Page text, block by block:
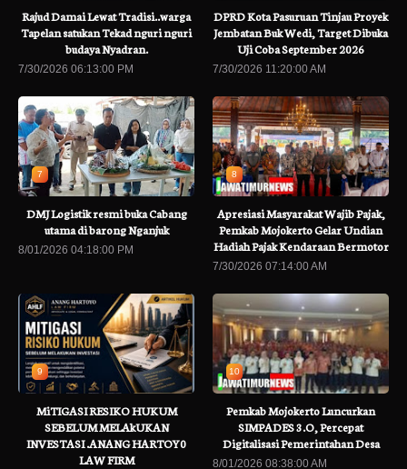
Rajud Damai Lewat Tradisi..warga
Tapelan satukan Tekad nguri nguri
budaya Nyadran.
7/30/2026 06:13:00 PM
DPRD Kota Pasuruan Tinjau Proyek
Jembatan Buk Wedi, Target Dibuka
Uji Coba September 2026
7/30/2026 11:20:00 AM
7
DMJ Logistik resmi buka Cabang
utama di barong Nganjuk
8/01/2026 04:18:00 PM
8
Apresiasi Masyarakat Wajib Pajak,
Pemkab Mojokerto Gelar Undian
Hadiah Pajak Kendaraan Bermotor
7/30/2026 07:14:00 AM
9
MiTIGASI RESIKO HUKUM
SEBELUM MELAkUKAN
INVESTASI .ANANG HARTOY0
LAW FIRM
10
Pemkab Mojokerto Luncurkan
SIMPADES 3.O, Percepat
Digitalisasi Pemerintahan Desa
8/01/2026 08:38:00 AM